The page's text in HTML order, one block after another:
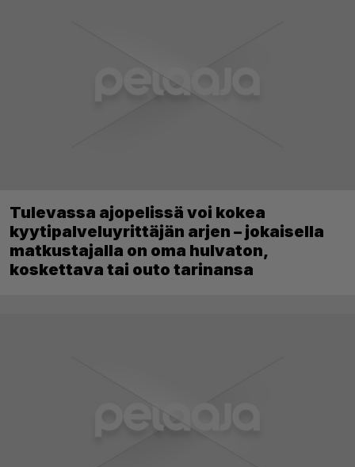
Tulevassa ajopelissä voi kokea
kyytipalveluyrittäjän arjen – jokaisella
matkustajalla on oma hulvaton,
koskettava tai outo tarinansa